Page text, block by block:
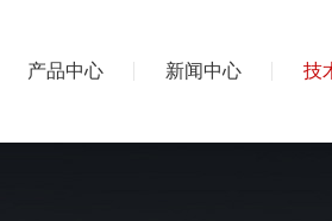
产品中心 新闻中心 技